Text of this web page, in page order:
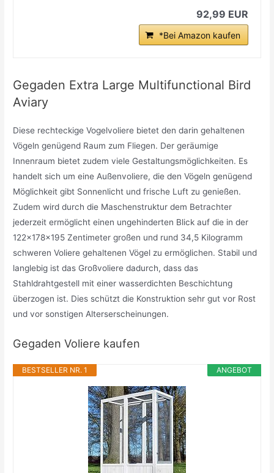
92,99 EUR
*Bei Amazon kaufen
Gegaden Extra Large Multifunctional Bird
Aviary
Diese rechteckige Vogelvoliere bietet den darin gehaltenen
Vögeln genügend Raum zum Fliegen. Der geräumige
Innenraum bietet zudem viele Gestaltungsmöglichkeiten. Es
handelt sich um eine Außenvoliere, die den Vögeln genügend
Möglichkeit gibt Sonnenlicht und frische Luft zu genießen.
Zudem wird durch die Maschenstruktur dem Betrachter
jederzeit ermöglicht einen ungehinderten Blick auf die in der
122x178x195 Zentimeter großen und rund 34,5 Kilogramm
schweren Voliere gehaltenen Vögel zu ermöglichen. Stabil und
langlebig ist das Großvoliere dadurch, dass das
Stahldrahtgestell mit einer wasserdichten Beschichtung
überzogen ist. Dies schützt die Konstruktion sehr gut vor Rost
und vor sonstigen Alterserscheinungen.
Gegaden Voliere kaufen
ANGEBOT
BESTSELLER NR. 1